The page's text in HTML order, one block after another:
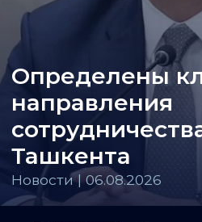
Определены
направления
Ташкента
Новости | 06.08.2026